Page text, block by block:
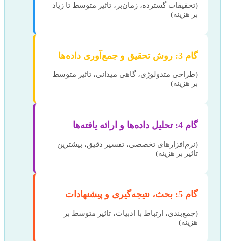
(تحقیقات گسترده، زمان‌بر، تاثیر متوسط تا زیاد
بر هزینه)
گام 3: روش تحقیق و جمع‌آوری داده‌ها
(طراحی متدولوژی، گاهی میدانی، تاثیر متوسط
بر هزینه)
گام 4: تحلیل داده‌ها و ارائه یافته‌ها
(نرم‌افزارهای تخصصی، تفسیر دقیق، بیشترین
تاثیر بر هزینه)
گام 5: بحث، نتیجه‌گیری و پیشنهادات
(جمع‌بندی، ارتباط با ادبیات، تاثیر متوسط بر
هزینه)